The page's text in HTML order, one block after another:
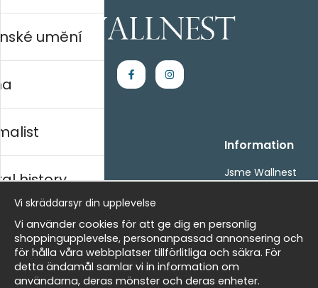
Kontakta oss
- Returer och återbetalningar
- Leverans - enkelt, snabbt &amp; gratis
Om cookies
Mina favoriter
Information
Jsme Wallnest
Newsletter
umění
history
Vi skräddarsyr din upplevelse
Vi använder cookies för att ge dig en personlig
shoppingupplevelse, personanpassad annonsering och
för hålla våra webbplatser tillförlitliga och säkra. För
detta ändamål samlar vi in information om
användarna, deras mönster och deras enheter.